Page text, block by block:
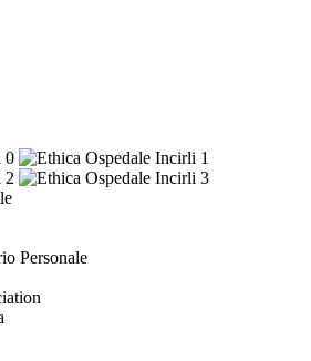
Personale